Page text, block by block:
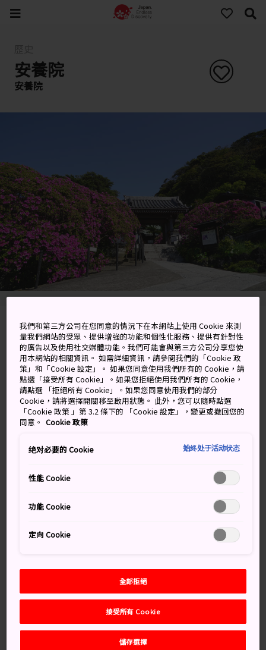
安養院
安養院
3-1-22 Omachi, Kamakura-shi, Kanagawa-ken
在 Google 地圖上檢視
取得轉乘資訊
關鍵字 地圖
紀念鎌倉政府的創立者源賴朝
源賴朝 (1147-1199) 創立了日本第一個由武士統治的政
府，且擔任第一任幕府將軍（軍事領袖）。源賴朝去世
後，他的妻子北條政子建造了長樂寺，長樂寺遭到大火焚
毀並完成重建時，即以北條政子去世後的法號｢安養院｣重
我們和第三方公司在您同意的情況下在本網站上使用 Cookie 來測
量我們網站的受眾、提供增強的功能和個性化服務、提供有針對性
的廣告以及使用社交媒體功能。我們可能會與第三方公司分享您使
用本網站的相關資訊。 如需詳細資訊，請參閱我們的「Cookie 政
策」和「Cookie 設定」。 如果您同意使用我們所有的 Cookie，請
點選「接受所有 Cookie」。如果您拒絕使用我們所有的 Cookie，
請點選 「拒絕所有 Cookie」。如果您同意使用我們的部分
Cookie，請將選擇開關移至啟用狀態。 此外，您可以隨時點選
「Cookie 政策 」第 3.2 條下的 「Cookie 設定」，變更或撤回您的
同意。 Cookie 政策
绝对必要的 Cookie 始终处于活动状态
性能 Cookie
功能 Cookie
定向 Cookie
全部拒絕
接受所有 Cookie
儲存選擇